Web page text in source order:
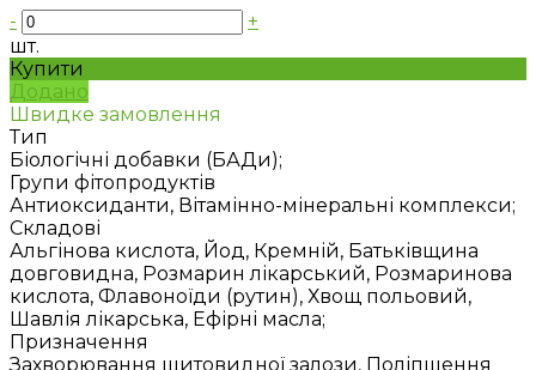
-
+
шт.
Купити
Додано
Швидке замовлення
Тип
Біологічні добавки (БАДи);
Групи фітопродуктів
Антиоксиданти, Вітамінно-мінеральні комплекси;
Складові
Альгінова кислота, Йод, Кремній, Батьківщина
довговидна, Розмарин лікарський, Розмаринова
кислота, Флавоноїди (рутин), Хвощ польовий,
Шавлія лікарська, Ефірні масла;
Призначення
Захворювання щитовидної залози, Поліпшення